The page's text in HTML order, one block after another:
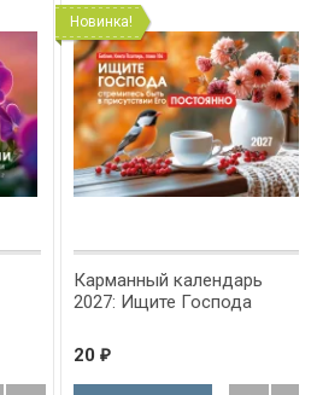
Новинка!
Карманный календарь
2027: Ищите Господа
20 ₽